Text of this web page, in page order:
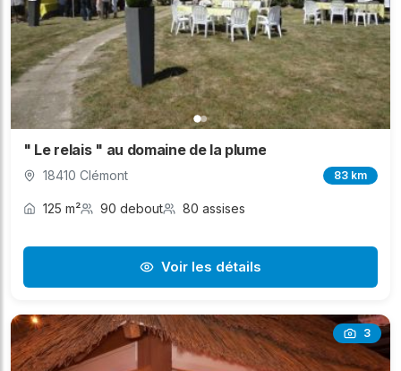
" Le relais " au domaine de la plume
18410 Clémont 83 km
125 m² 90 debout 80 assises
Voir les détails
3